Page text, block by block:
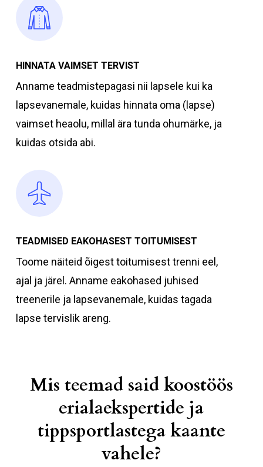
HINNATA VAIMSET TERVIST
Anname teadmistepagasi nii lapsele kui ka
lapsevanemale, kuidas hinnata oma (lapse)
vaimset heaolu, millal ära tunda ohumärke, ja
kuidas otsida abi.
TEADMISED EAKOHASEST TOITUMISEST
Toome näiteid õigest toitumisest trenni eel,
ajal ja järel. Anname eakohased juhised
treenerile ja lapsevanemale, kuidas tagada
lapse tervislik areng.
Mis teemad said koostöös
erialaekspertide ja
tippsportlastega kaante
vahele?